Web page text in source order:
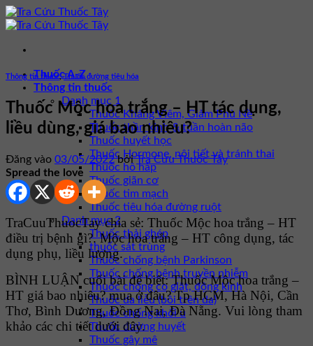
Bỏ
qua
dung
Thuốc A-Z
Thông tin thuốc
Danh mục 1
Thuốc Kháng Viêm, Giảm Phù Nề
Thuốc thần kinh & tuần hoàn não
Thuốc huyết học
Thuốc Hormone, nội tiết và tránh thai
Thuốc hô hấp
Thuốc giãn cơ
Thuốc tim mạch
Thuốc tiêu hóa đường ruột
Danh mục 2
Thuốc thải ghép
thuốc sát trùng
Thuốc chống bệnh Parkinson
Thuốc chống bệnh truyền nhiễm
Thuốc chống co giật, động kinh
Thuốc da liễu (bôi trên da)
Thuốc chống khối u
Thuốc đường huyết
Thuốc gây mê
Thông tin thuốc,Thuốc đường tiêu hóa
Thuốc Mộc hoa trắng – HT tác dụng,
liều dùng, giá bao nhiêu?
Đăng vào 03/05/2022 bởiTra Cứu Thuốc Tây
Spread the love
TraCuuThuocTay chia sẻ: Thuốc Mộc hoa trắng – HT
điều trị bệnh gì?. Mộc hoa trắng – HT công dụng, tác
dụng phụ, liều lượng.
BÌNH LUẬN cuối bài để biết: Thuốc Mộc hoa trắng –
HT giá bao nhiêu? mua ở đâu? Tp HCM, Hà Nội, Cần
Thơ, Bình Dương, Đồng Nai, Đà Nẵng. Vui lòng tham
khảo các chi tiết dưới đây.